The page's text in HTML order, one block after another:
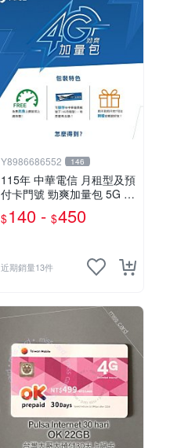
Y8986686552 146
115年 中華電信 月租型及預
付卡門號 勁爽加量包 5G 7
G 9G 30天無線上網
$140 - $450
近期銷量13件